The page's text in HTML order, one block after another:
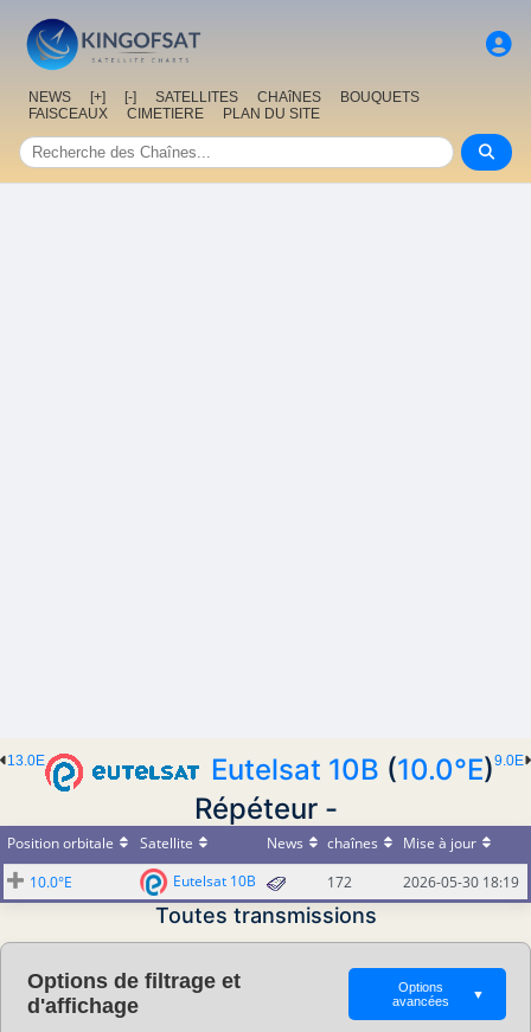
NEWS [+] [-] SATELLITES CHAîNES
BOUQUETS
FAISCEAUX
CIMETIERE PLAN DU SITE
9.0E
13.0E Eutelsat 10B (10.0°E)
Répéteur -
Position orbitale Satellite News chaînes
Mise à jour
10.0°E
Eutelsat 10B 172 2026-05-30 18:19
Toutes transmissions
Options de filtrage et
d'affichage
Options
avancées
▼